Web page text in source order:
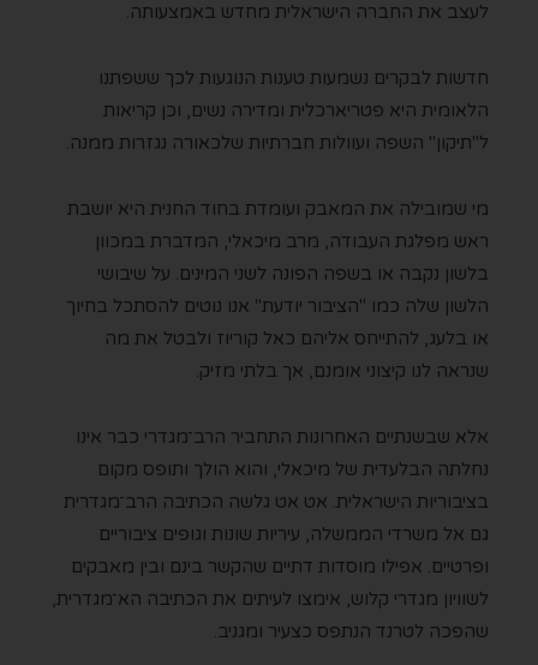
לעצב את החברה הישראלית מחדש באמצעותה.
חדשות לבקרים נשמעות טענות הנוגעות לכך ששפתנו
הלאומית היא פטריארכלית ומדירה נשים, וכן קריאות
ל"תיקון" השפה ועוולות חברתיות שלכאורה נגזרות ממנה.
מי שמובילה את המאבק ועומדת בחוד החנית היא יושבת
ראש מפלגת העבודה, מרב מיכאלי, המדברת במכוון
בלשון נקבה או בשפה הפונה לשני המינים. על שיבושי
הלשון שלה כמו "הציבור יודעת" אנו נוטים להסתכל בחיוך
או בלעג, להתייחס אליהם כאל קוריוז ולבטל את מה
שנראה לנו קיצוני אומנם, אך בלתי מזיק.
אלא שבשנתיים האחרונות התחביר הרב־מגדרי כבר אינו
נחלתה הבלעדית של מיכאלי, והוא הולך ותופס מקום
בציבוריות הישראלית. אט אט גלשה הכתיבה הרב־מגדרית
גם אל משרדי הממשלה, עיריות שונות וגופים ציבוריים
ופרטיים. אפילו מוסדות דתיים שהקשר בינם ובין מאבקים
לשוויון מגדרי קלוש, אימצו לעיתים את הכתיבה הא־מגדרית,
שהפכה לטרנד הנתפס כצעיר ומגניב.